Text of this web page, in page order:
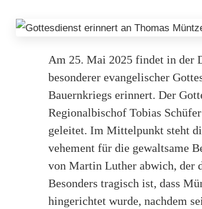
Am 25. Mai 2025 findet in der
besonderer evangelischer
Bauernkriegs erinnert. Der
Regionalbischof Tobias
geleitet. Im Mittelpunkt steht
vehement für die gewaltsame
von Martin Luther abwich, der
Besonders tragisch ist, dass
hingerichtet wurde, nachdem